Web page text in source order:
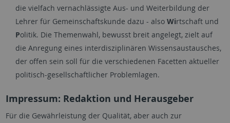
die vielfach vernachlässigte Aus- und Weiterbildung der
Lehrer für Gemeinschaftskunde dazu - alsoWirtschaft und
Politik. Die Themenwahl, bewusst breit angelegt, zielt auf
die Anregung eines interdisziplinären Wissensaustausches,
der offen sein soll für die verschiedenen Facetten aktueller
politisch-gesellschaftlicher Problemlagen.
Impressum: Redaktion und Herausgeber
Für die Gewährleistung der Qualität, aber auch zur